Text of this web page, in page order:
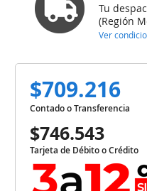
Tu
(Región
Ver
$709.216
Contado o Transferencia
$746.543
Tarjeta de Débito o Crédito